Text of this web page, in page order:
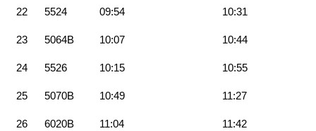
22 5524 09:54 10:31
23 5064B 10:07 10:44
24 5526 10:15 10:55
25 5070B 10:49 11:27
26 6020B 11:04 11:42